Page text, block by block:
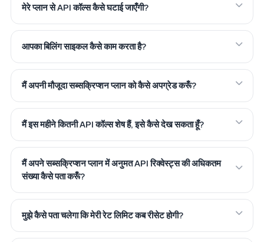
मेरे प्लान से API कॉल्स कैसे घटाई जाएँगी?
आपका बिलिंग साइकल कैसे काम करता है?
मैं अपनी मौजूदा सब्सक्रिप्शन प्लान को कैसे अपग्रेड करूँ?
मैं इस महीने कितनी API कॉल्स शेष हैं, इसे कैसे देख सकता हूँ?
मैं अपने सब्सक्रिप्शन प्लान में अनुमत API रिक्वेस्ट्स की अधिकतम
संख्या कैसे पता करूँ?
मुझे कैसे पता चलेगा कि मेरी रेट लिमिट कब रीसेट होगी?